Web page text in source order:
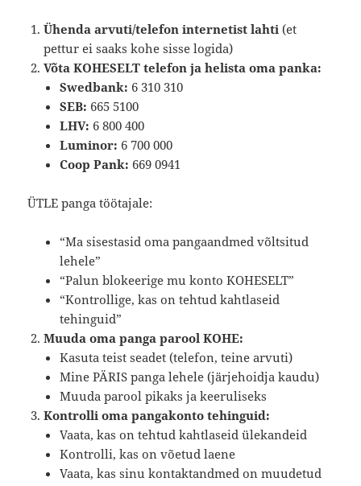
Ühenda arvuti/telefon internetist lahti (et
pettur ei saaks kohe sisse logida)
Võta KOHESELT telefon ja helista oma panka:
Swedbank: 6 310 310
SEB: 665 5100
LHV: 6 800 400
Luminor: 6 700 000
Coop Pank: 669 0941
ÜTLE panga töötajale:
“Ma sisestasid oma pangaandmed võltsitud
lehele”
“Palun blokeerige mu konto KOHESELT”
“Kontrollige, kas on tehtud kahtlaseid
tehinguid”
Muuda oma panga parool KOHE:
Kasuta teist seadet (telefon, teine arvuti)
Mine PÄRIS panga lehele (järjehoidja kaudu)
Muuda parool pikaks ja keeruliseks
Kontrolli oma pangakonto tehinguid:
Vaata, kas on tehtud kahtlaseid ülekandeid
Kontrolli, kas on võetud laene
Vaata, kas sinu kontaktandmed on muudetud